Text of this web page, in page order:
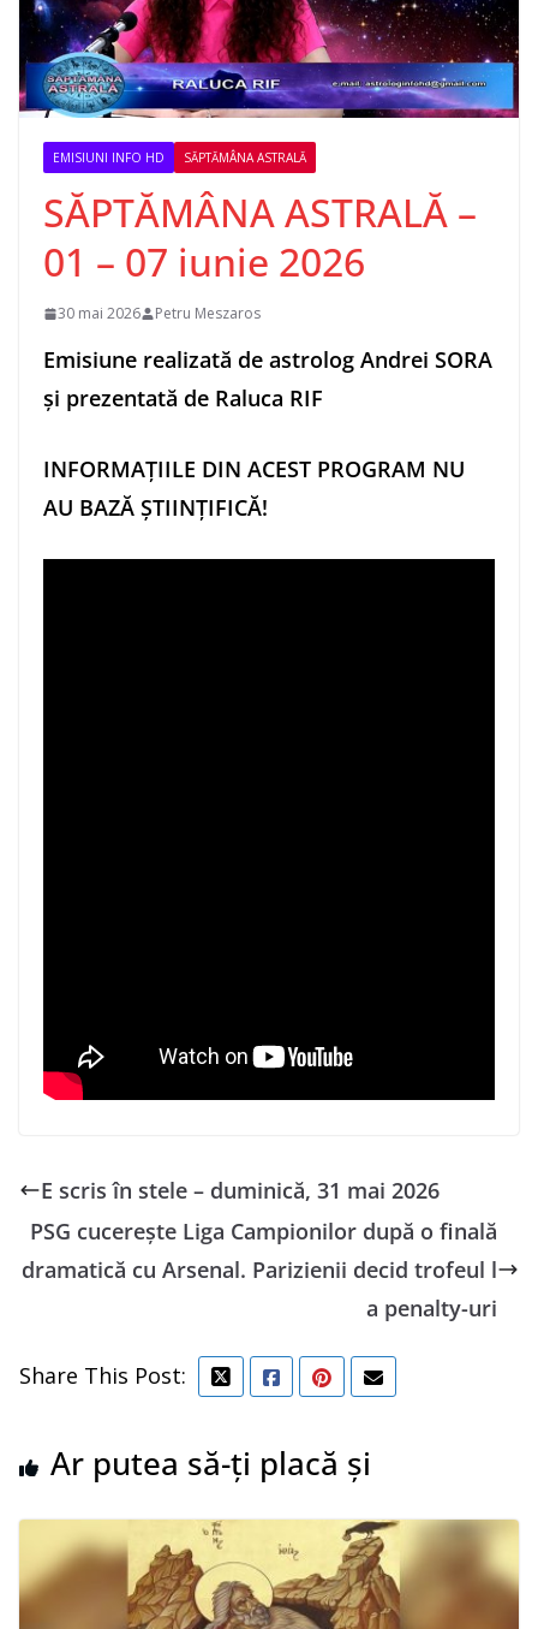
EMISIUNI INFO HD SĂPTĂMÂNA ASTRALĂ
SĂPTĂMÂNA ASTRALĂ –
01 – 07 iunie 2026
30 mai 2026 Petru Meszaros
Emisiune realizată de astrolog Andrei SORA
și prezentată de Raluca RIF
INFORMAȚIILE DIN ACEST PROGRAM NU
AU BAZĂ ȘTIINȚIFICĂ!
E scris în stele – duminică, 31 mai 2026
PSG cucerește Liga Campionilor după o finală
dramatică cu Arsenal. Parizienii decid trofeul l
a penalty-uri
Share This Post:
Ar putea să-ți placă și